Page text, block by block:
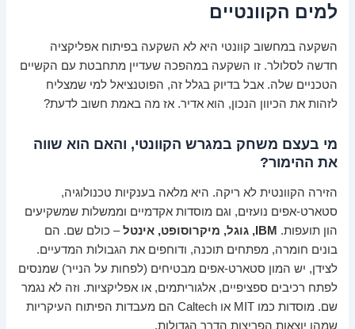
למים הקוונטיים
השקעה במחשוב קוונטי היא לא השקעה בפיתוח אפליקציה
חדשה לסלולר. זו השקעה במהפכה שעדיין מתחבטת עם הקשיים
הטכניים שלה. אבל בדיוק בגלל זה, הפוטנציאל למי שמצליח
לזהות את הכיוון הנכון, הוא אדיר. אז מה באמת חשוב לדעת?
מי בעצם משחק במגרש הקוונטי, והאם הוא שווה
את ההימור?
הזירה הקוונטית לא ריקה. היא מלאה בענקיות טכנולוגיה,
סטארט-אפים נועזים, וגם מוסדות אקדמיים וממשלות שמשקיעים
הון תועפות. IBM, גוגל, מיקרוסופט, אינטל
– כולם שם. הם
בונים חומרה, מפתחים תוכנה, ודוחפים את הגבולות המדעיים.
לצידן, יש המון סטארט-אפים מבטיחים (לפחות על הנייר) שמנסים
לפתח רכיבים ספציפיים, אלגוריתמים, או אפליקציות. וזה לא נגמר
שם. מוסדות כמו MIT או Caltech הם מעבדות הפיתוח העיקריות
שמהן יוצאות הפריצות הדרך הגדולות.